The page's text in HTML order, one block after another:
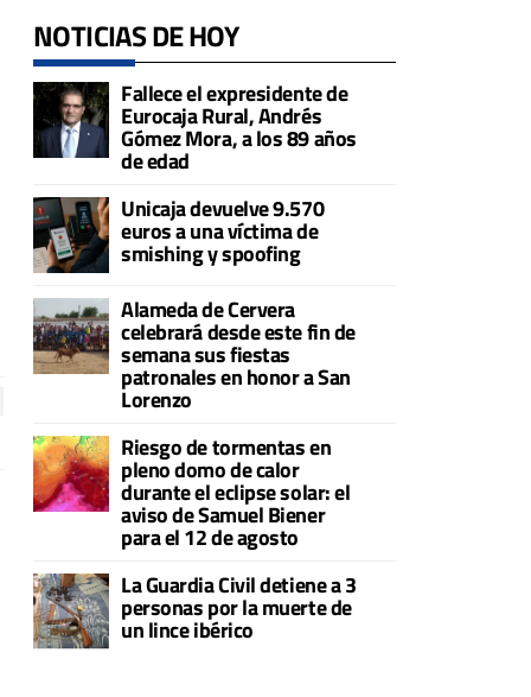
NOTICIAS DE HOY
Fallece el expresidente de
Eurocaja Rural, Andrés
Gómez Mora, a los 89 años
de edad
Unicaja devuelve 9.570
euros a una víctima de
smishing y spoofing
Alameda de Cervera
celebrará desde este fin de
semana sus fiestas
patronales en honor a San
Lorenzo
Riesgo de tormentas en
pleno domo de calor
durante el eclipse solar: el
aviso de Samuel Biener
para el 12 de agosto
La Guardia Civil detiene a 3
personas por la muerte de
un lince ibérico